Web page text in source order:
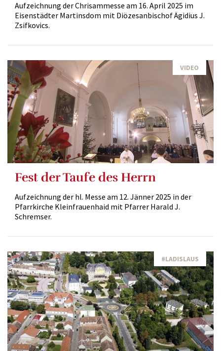
Aufzeichnung der Chrisammesse am 16. April 2025 im
Eisenstädter Martinsdom mit Diözesanbischof Ägidius J.
Zsifkovics.
VIDEO
Fest der Taufe des Herrn
Aufzeichnung der hl. Messe am 12. Jänner 2025 in der
Pfarrkirche Kleinfrauenhaid mit Pfarrer Harald J.
Schremser.
#LADISLAUS